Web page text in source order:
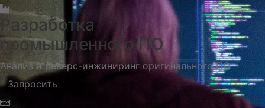
Разработка
промышленного ПО
Анализ и реверс-инжиниринг оригинального ПО.
Запросить